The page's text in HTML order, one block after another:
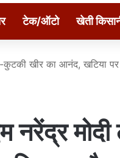
टेक/ऑटो खेती
कुटकी खीर का आनंद, खटिया
मोदी